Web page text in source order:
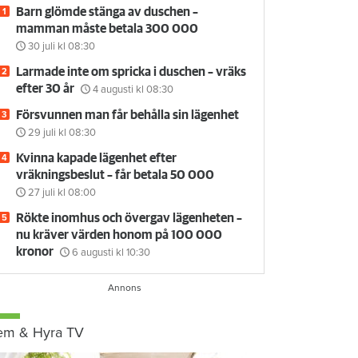
Barn glömde stänga av duschen –
mamman måste betala 300 000
30 juli kl 08:30
Larmade inte om spricka i duschen – vräks
efter 30 år
4 augusti kl 08:30
Försvunnen man får behålla sin lägenhet
29 juli kl 08:30
Kvinna kapade lägenhet efter
vräkningsbeslut – får betala 50 000
27 juli kl 08:00
Rökte inomhus och övergav lägenheten –
nu kräver värden honom på 100 000
kronor
6 augusti kl 10:30
& Hyra TV